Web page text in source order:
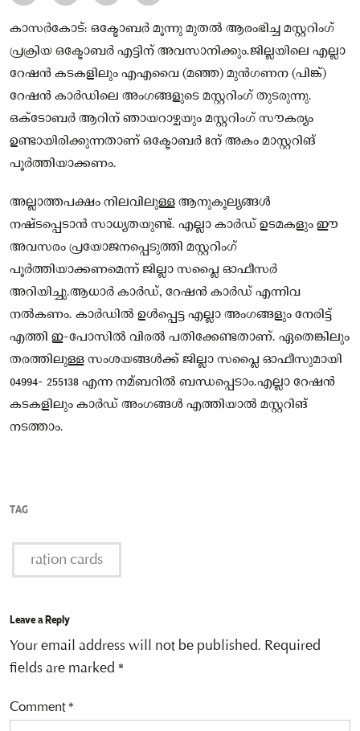
കാസർകോട്: ഒക്ടോബർ മൂന്നു മുതല്‍ ആരംഭിച്ച മസ്റ്ററിംഗ്
പ്രക്രിയ ഒക്ടോബർ എട്ടിന് അവസാനിക്കും.ജില്ലയിലെ എല്ലാ
റേഷൻ കടകളിലും എഎവൈ (മഞ്ഞ) മുൻഗണന (പിങ്ക്)
റേഷൻ കാര്‍ഡിലെ അംഗങ്ങളുടെ മസ്റ്ററിംഗ് തുടരുന്നു.
ഒക്‌ടോബര്‍ ആറിന് ഞായറാഴ്ചയും മസ്റ്ററിംഗ്‌ സൗകര്യം
ഉണ്ടായിരിക്കുന്നതാണ് ഒക്ടോബർ 8ന് അകം മാസ്റ്ററിങ്
പൂർത്തിയാക്കണം.
അല്ലാത്തപക്ഷം നിലവിലുള്ള ആനുകൂല്യങ്ങള്‍
നഷ്ടപ്പെടാന്‍ സാധ്യതയുണ്ട്. എല്ലാ കാർഡ് ഉടമകളും ഈ
അവസരം പ്രയോജനപ്പെടുത്തി മസ്റ്ററിംഗ്
പൂർത്തിയാക്കണമെന്ന് ജില്ലാ സപ്ലൈ ഓഫീസർ
അറിയിച്ചു.ആധാർ കാർഡ്, റേഷൻ കാർഡ് എന്നിവ
നല്‍കണം. കാർഡില്‍ ഉള്‍പ്പെട്ട എല്ലാ അംഗങ്ങളും നേരിട്ട്
എത്തി ഇ-പോസില്‍ വിരല്‍ പതിക്കേണ്ടതാണ്. ഏതെങ്കിലും
തരത്തിലുള്ള സംശയങ്ങള്‍ക്ക് ജില്ലാ സപ്ലൈ ഓഫീസുമായി
04994- 255138 എന്ന നമ്ബറില്‍ ബന്ധപ്പെടാം.എല്ലാ റേഷൻ
കടകളിലും കാർഡ് അംഗങ്ങള്‍ എത്തിയാല്‍ മസ്റ്ററിങ്
നടത്താം.
TAG
ration cards
Leave a Reply
Your email address will not be published. Required
fields are marked *
Comment*